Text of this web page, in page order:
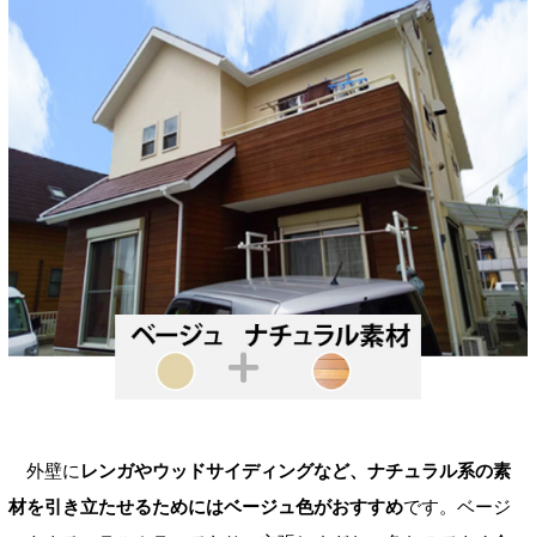
外壁に レンガやウッドサイディングなど、ナチュラル系の素
材を引き立たせるためにはベージュ色がおすすめです。ベージ